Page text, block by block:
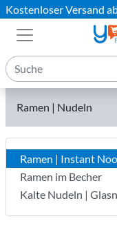
Kostenloser Versand
Ramen | Nudeln
Ramen | Instant
Ramen im Becher
Kalte Nudeln |